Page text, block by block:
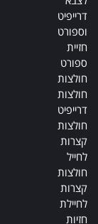
דרייפיט
וספורט
חזיית
ספורט
חולצות
חולצות
דרייפיט
חולצות
קצרות
לחייל
חולצות
קצרות
לחיילת
חזיות